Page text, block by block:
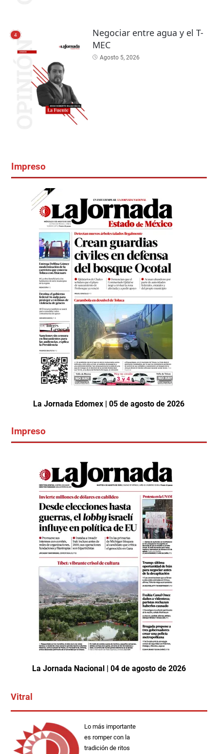
4
Negociar entre agua y el T-
MEC
Agosto 5, 2026
Impreso
La Jornada Edomex | 05 de agosto de 2026
Impreso
La Jornada Nacional | 04 de agosto de 2026
Vitral
Lo más importante
es romper con la
tradición de ritos